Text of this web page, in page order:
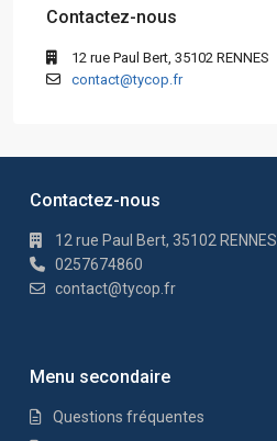
Contactez-nous
12 rue Paul Bert, 35102 RENNES
contact@tycop.fr
Contactez-nous
12 rue Paul Bert, 35102 RENNES
0257674860
contact@tycop.fr
Menu secondaire
Questions fréquentes